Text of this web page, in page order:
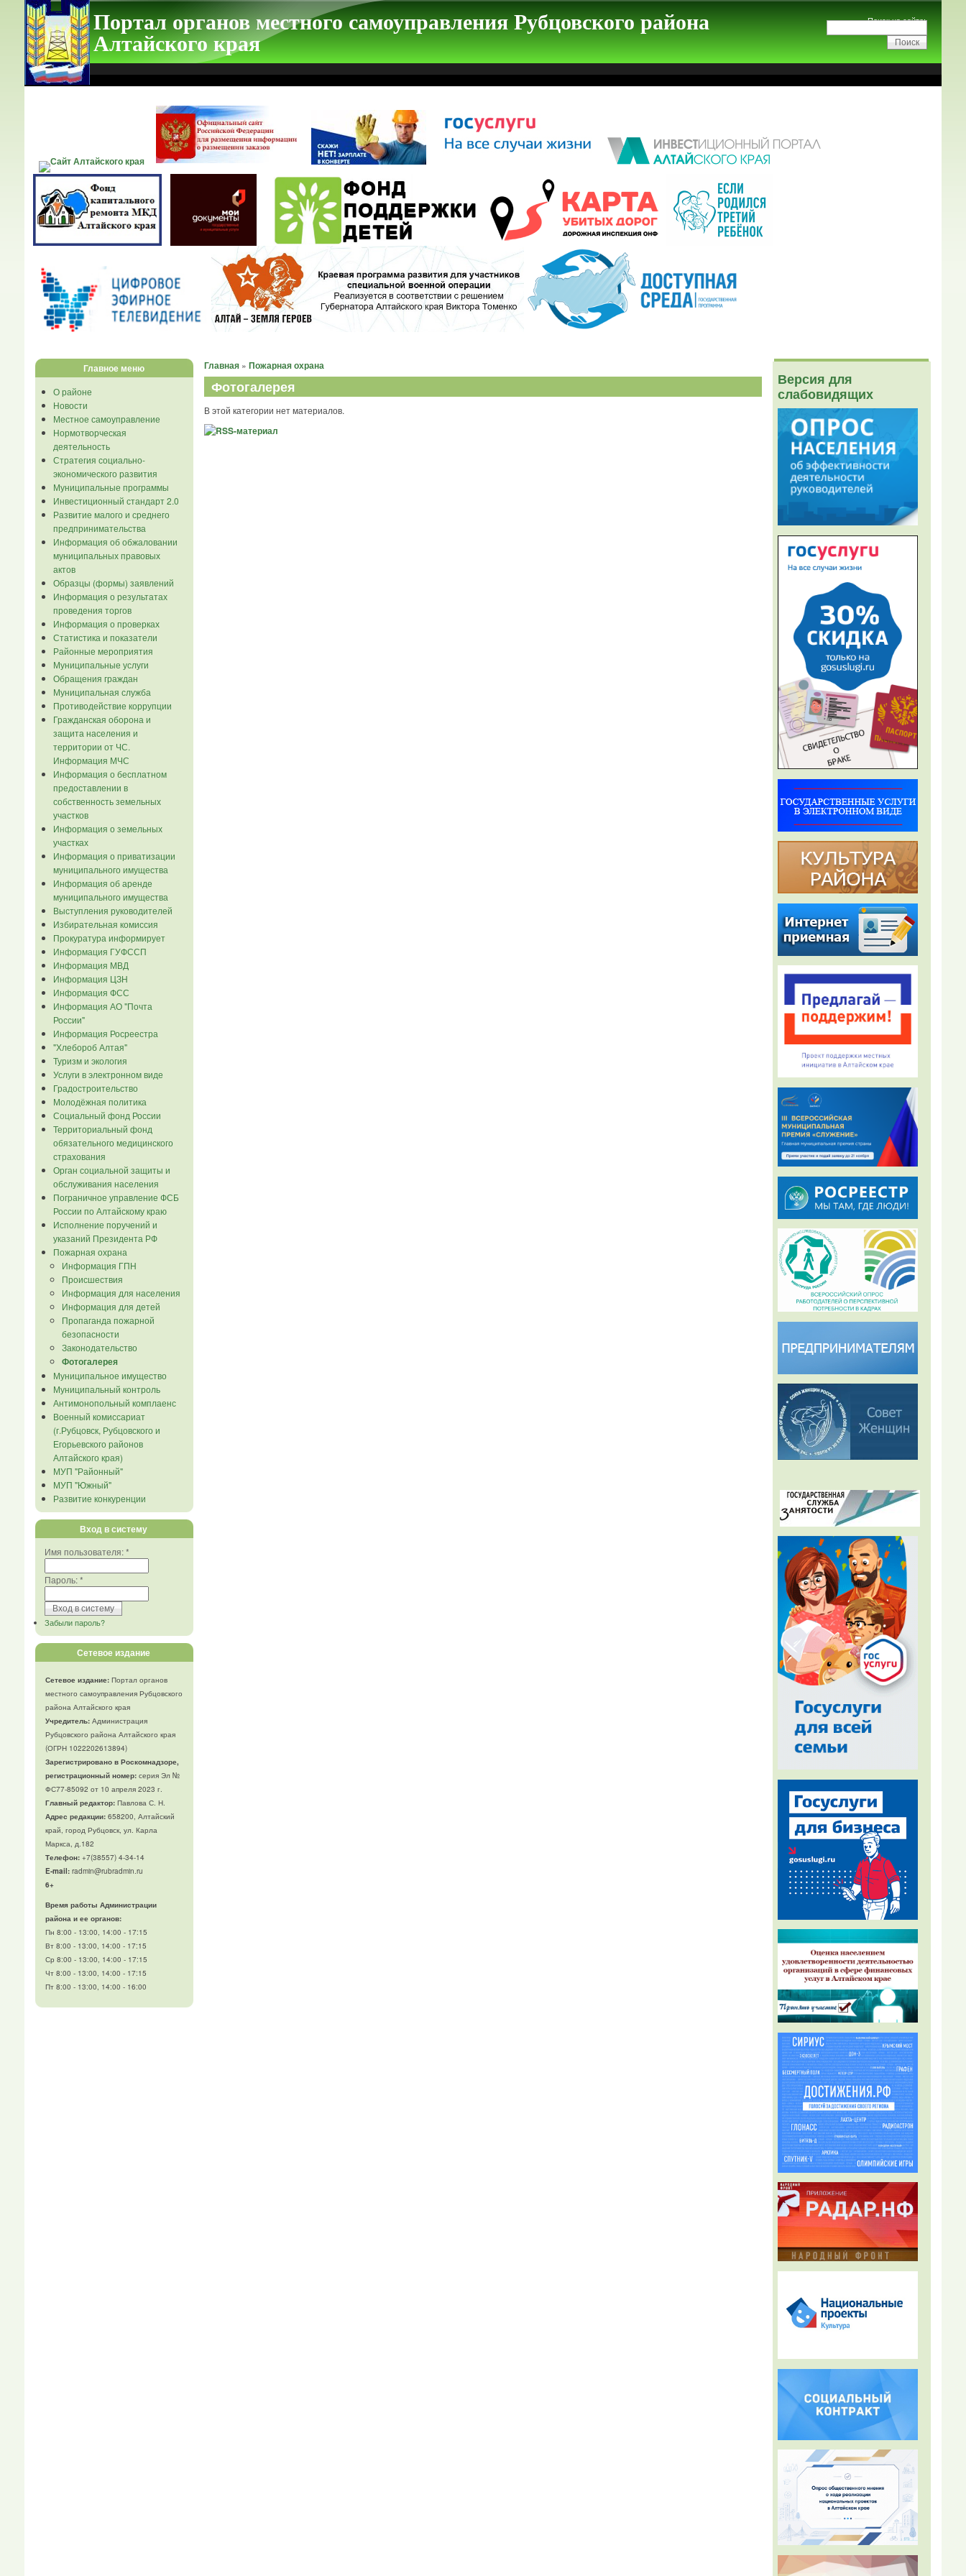
Портал органов местного самоуправления Рубцовского района
Алтайского края
Поиск на сайте:
Главное меню
О районе
Новости
Местное самоуправление
Нормотворческая
деятельность
Стратегия социально-
экономического развития
Муниципальные программы
Инвестиционный стандарт 2.0
Развитие малого и среднего
предпринимательства
Информация об обжаловании
муниципальных правовых
актов
Образцы (формы) заявлений
Информация о результатах
проведения торгов
Информация о проверках
Статистика и показатели
Районные мероприятия
Муниципальные услуги
Обращения граждан
Муниципальная служба
Противодействие коррупции
Гражданская оборона и
защита населения и
территории от ЧС.
Информация МЧС
Информация о бесплатном
предоставлении в
собственность земельных
участков
Информация о земельных
участках
Информация о приватизации
муниципального имущества
Информация об аренде
муниципального имущества
Выступления руководителей
Избирательная комиссия
Прокуратура информирует
Информация ГУФССП
Информация МВД
Информация ЦЗН
Информация ФСС
Информация АО "Почта
России"
Информация Росреестра
"Хлебороб Алтая"
Туризм и экология
Услуги в электронном виде
Градостроительство
Молодёжная политика
Социальный фонд России
Территориальный фонд
обязательного медицинского
страхования
Орган социальной защиты и
обслуживания населения
Пограничное управление ФСБ
России по Алтайскому краю
Исполнение поручений и
указаний Президента РФ
Пожарная охрана
Информация ГПН
Происшествия
Информация для населения
Информация для детей
Пропаганда пожарной
безопасности
Законодательство
Фотогалерея
Муниципальное имущество
Муниципальный контроль
Антимонопольный комплаенс
Военный комиссариат
(г.Рубцовск, Рубцовского и
Егорьевского районов
Алтайского края)
МУП "Районный"
МУП "Южный"
Развитие конкуренции
Вход в систему
Имя пользователя:*
Пароль:*
Забыли пароль?
Сетевое издание
Сетевое издание:Портал органов
местного самоуправления Рубцовского
района Алтайского края
Учредитель:Администрация
Рубцовского района Алтайского края
(ОГРН 1022202613894)
Зарегистрировано в Роскомнадзоре,
регистрационный номер:серия Эл №
ФС77-85092 от 10 апреля 2023 г.
Главный редактор:Павлова С. Н.
Адрес редакции:658200, Алтайский
край, город Рубцовск, ул. Карла
Маркса, д.182
Телефон:+7(38557) 4-34-14
E-mail:radmin@rubradmin.ru
6+
Время работы Администрации
района и ее органов:
Пн 8:00 - 13:00, 14:00 - 17:15
Вт 8:00 - 13:00, 14:00 - 17:15
Ср 8:00 - 13:00, 14:00 - 17:15
Чт 8:00 - 13:00, 14:00 - 17:15
Пт 8:00 - 13:00, 14:00 - 16:00
Главная» Пожарная охрана
Фотогалерея
В этой категории нет материалов.
Версия для
слабовидящих